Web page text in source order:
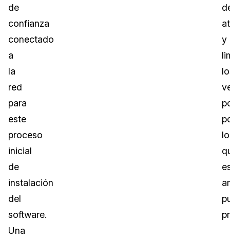
de
confianza
conectado
a
la
red
para
este
proceso
inicial
de
instalación
del
software.
Una
y